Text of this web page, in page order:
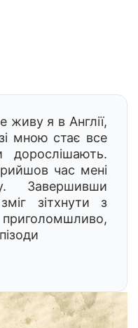
живу я в Англії,
мною стає все
дорослішають.
час мені
Завершивши
зітхнути з